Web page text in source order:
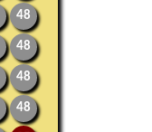
48
48
48
48